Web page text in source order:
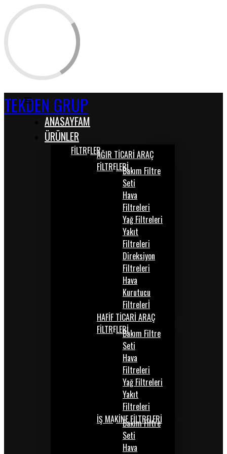
TEKDEN GRUP
ANASAYFAM
ÜRÜNLER
FİLTRELERAĞIR TİCARİ ARAÇ
FİLTRELERİBakım Filtre
Seti
Hava
Filtreleri
Yağ Filtreleri
Yakıt
Filtreleri
Direksiyon
Filtreleri
Hava
Kurutucu
Filtrelerİ
HAFİF TİCARİ ARAÇ
FİLTRELERİBakım Filtre
Seti
Hava
Filtreleri
Yağ Filtreleri
Yakıt
Filtreleri
İŞ MAKİNE FİLTRELERİ
Bakım Filtre
Seti
Hava